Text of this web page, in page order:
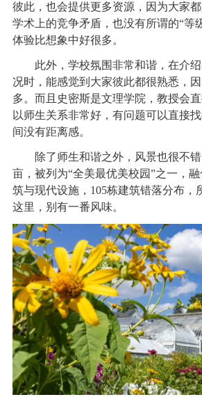
彼此，也会提供更多资源，因为大家
学术上的竞争矛盾，也没有所谓的“等
体验比想象中好很多。
此外，学校氛围非常和谐，在介绍
况时，能感觉到大家彼此都很熟悉，
多。而且史密斯是文理学院，教授会
以师生关系非常好，有问题可以直接
间没有距离感。
除了师生和谐之外，风景也很不错
亩，被列为“全美最优美校园”之一，
筑与现代设施，105栋建筑错落分布，
这里，别有一番风味。